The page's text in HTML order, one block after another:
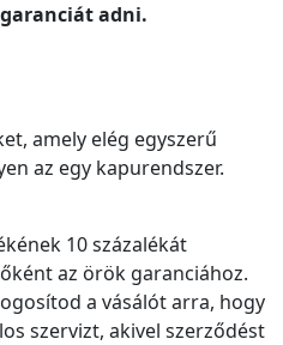
adni.
amely elég egyszerű
az egy kapurendszer.
10 százalékát
az örök garanciához.
a vásálót arra, hogy
szervizt, akivel szerződést